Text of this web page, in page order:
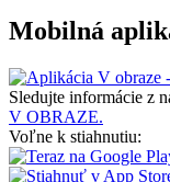
Mobilná
Sledujte informácie z
V OBRAZE.
Voľne k stiahnutiu: